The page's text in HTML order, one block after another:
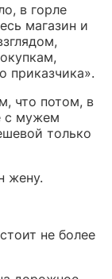
в горле
магазин и
приказчика».
что потом, в
с мужем
только
жену.
не более